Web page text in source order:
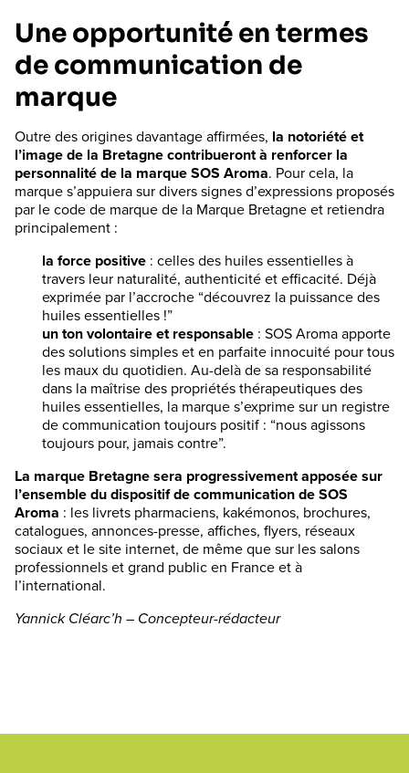
Une opportunité en termes
de communication de
marque
Outre des origines davantage affirmées, la notoriété et
l’image de la Bretagne contribueront à renforcer la
personnalité de la marque SOS Aroma. Pour cela, la
marque s’appuiera sur divers signes d’expressions proposés
par le code de marque de la Marque Bretagne et retiendra
principalement :
la force positive : celles des huiles essentielles à
travers leur naturalité, authenticité et efficacité. Déjà
exprimée par l’accroche “découvrez la puissance des
huiles essentielles !”
un ton volontaire et responsable : SOS Aroma apporte
des solutions simples et en parfaite innocuité pour tous
les maux du quotidien. Au-delà de sa responsabilité
dans la maîtrise des propriétés thérapeutiques des
huiles essentielles, la marque s’exprime sur un registre
de communication toujours positif : “nous agissons
toujours pour, jamais contre”.
La marque Bretagne sera progressivement apposée sur
l’ensemble du dispositif de communication de SOS
Aroma : les livrets pharmaciens, kakémonos, brochures,
catalogues, annonces-presse, affiches, flyers, réseaux
sociaux et le site internet, de même que sur les salons
professionnels et grand public en France et à
l’international.
Yannick Cléarc’h – Concepteur-rédacteur